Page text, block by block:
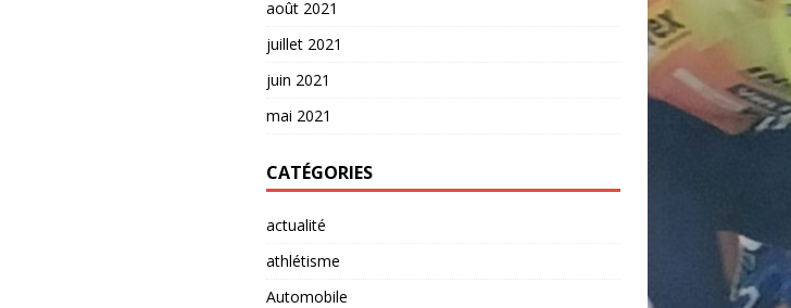
août 2021
juillet 2021
juin 2021
mai 2021
CATÉGORIES
actualité
athlétisme
Automobile